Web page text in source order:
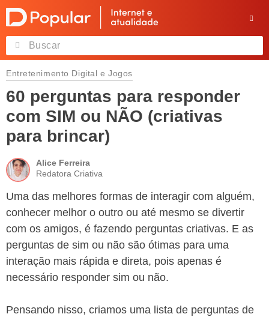
Entretenimento Digital e Jogos
60 perguntas para responder
com SIM ou NÃO (criativas
para brincar)
Alice Ferreira
Redatora Criativa
Uma das melhores formas de interagir com alguém,
conhecer melhor o outro ou até mesmo se divertir
com os amigos, é fazendo perguntas criativas. E as
perguntas de sim ou não são ótimas para uma
interação mais rápida e direta, pois apenas é
necessário responder sim ou não.
Pensando nisso, criamos uma lista de perguntas de